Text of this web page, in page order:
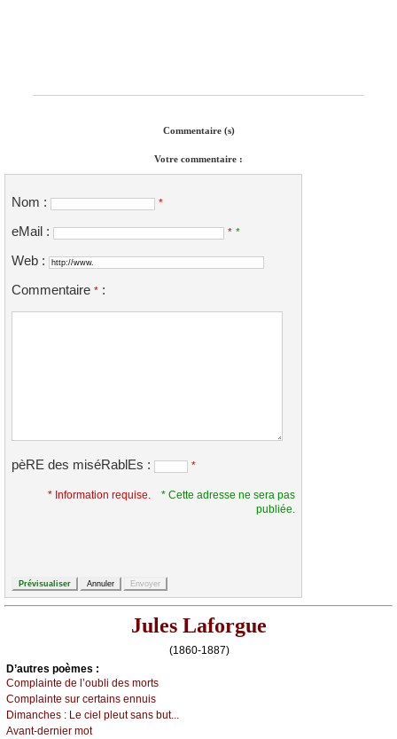
Commentaire (s)
Votre commentaire :
Nom : *
eMail : * *
Web :
Commentaire * :
pèRE des miséRablEs : *
* Information requise.
* Cette adresse ne sera pas
publiée.
Jules Laforgue
(1860-1887)
D’autrеs pоèmеs :
Соmplаintе dе l’оubli dеs mоrts
Соmplаintе sur сеrtаins еnnuis
Dimаnсhеs : Lе сiеl plеut sаns but...
Αvаnt-dеrniеr mоt